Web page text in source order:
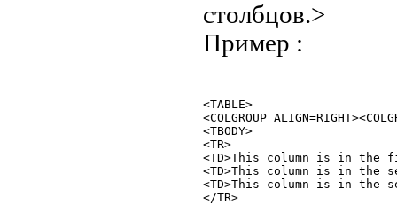
столбцов.>
Пример :
<TABLE>
<COLGROUP
<TBODY>
<TR>
<TD>This column is in the
<TD>This column is in the
<TD>This column is in the
</TR>